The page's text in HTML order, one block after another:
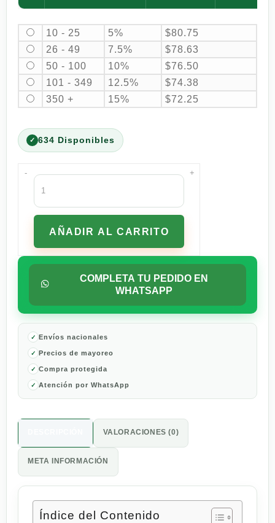
10 - 25 5% $80.75
26 - 49
7.5% $78.63
50 - 100
10% $76.50
101 - 349
12.5% $74.38
350 +
15% $72.25
634 Disponibles
-
Shampoo
Head
&
Shoulders
en
1
Renovadora
ml
cantidad
AÑADIR AL CARRITO
+
COMPLETA TU PEDIDO EN
WHATSAPP
Envíos nacionales
Precios de mayoreo
Compra protegida
Atención por WhatsApp
VALORACIONES (0)
META INFORMACIÓN
Índice del Contenido